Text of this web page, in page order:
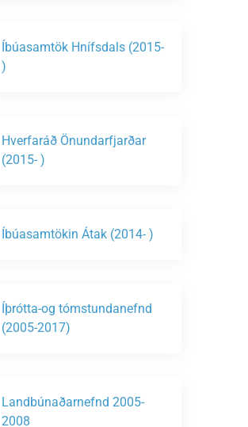
Íbúasamtök Hnífsdals (2015-
)
Hverfaráð Önundarfjarðar
(2015- )
Íbúasamtökin Átak (2014- )
Íþrótta-og tómstundanefnd
(2005-2017)
Landbúnaðarnefnd 2005-
2008